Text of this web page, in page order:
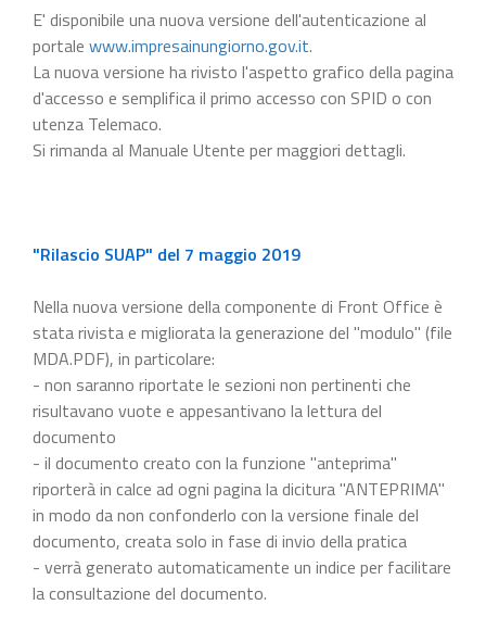
E' disponibile una nuova versione dell'autenticazione al
portale www.impresainungiorno.gov.it.
La nuova versione ha rivisto l'aspetto grafico della pagina
d'accesso e semplifica il primo accesso con SPID o con
utenza Telemaco.
Si rimanda al Manuale Utente per maggiori dettagli.
"Rilascio SUAP" del 7 maggio 2019
Nella nuova versione della componente di Front Office è
stata rivista e migliorata la generazione del "modulo" (file
MDA.PDF), in particolare:
- non saranno riportate le sezioni non pertinenti che
risultavano vuote e appesantivano la lettura del
documento
- il documento creato con la funzione "anteprima"
riporterà in calce ad ogni pagina la dicitura "ANTEPRIMA"
in modo da non confonderlo con la versione finale del
documento, creata solo in fase di invio della pratica
- verrà generato automaticamente un indice per facilitare
la consultazione del documento.